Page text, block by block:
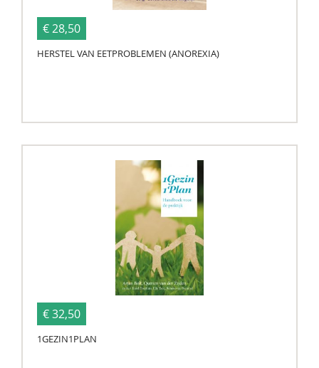
€ 28,50
HERSTEL VAN EETPROBLEMEN (ANOREXIA)
€ 32,50
1GEZIN1PLAN